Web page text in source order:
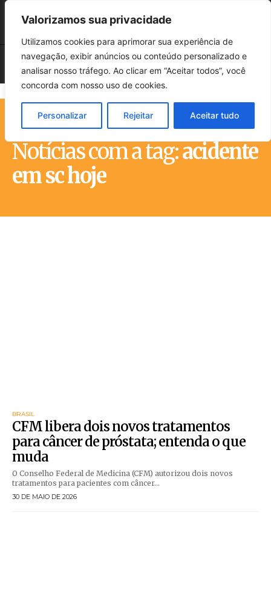
Valorizamos sua privacidade
Utilizamos cookies para aprimorar sua experiência de
navegação, exibir anúncios ou conteúdo personalizado e
analisar nosso tráfego. Ao clicar em “Aceitar todos”, você
concorda com nosso uso de cookies.
Personalizar Rejeitar Aceitar tudo
Notícias com a tag:acidente
em sc hoje
BRASIL
CFM libera dois novos tratamentos
para câncer de próstata; entenda o que
muda
O Conselho Federal de Medicina (CFM) autorizou dois novos
tratamentos para pacientes com câncer...
30 DE MAIO DE 2026